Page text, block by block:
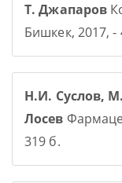
Т. Джапаров
Бишкек, 2017, -
Н.И. Суслов,
Лосев
319 б.